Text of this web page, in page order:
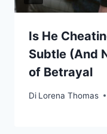
Is He
Subtle (And
of Betrayal
Di Lorena Thomas